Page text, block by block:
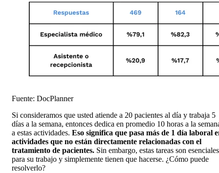
Fuente: DocPlanner
Si consideramos que usted atiende a 20 pacientes al día y trabaja 5
días a la semana, entonces dedica en promedio 10 horas a la
a estas actividades. Eso significa que pasa más de 1 día laboral
actividades que no están directamente relacionadas con el
tratamiento de pacientes. Sin embargo, estas tareas son esenciales
para su trabajo y simplemente tienen que hacerse. ¿Cómo puede
resolverlo?